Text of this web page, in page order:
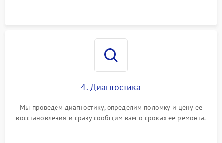
4. Диагностика
Мы проведем диагностику, определим поломку и цену ее
восстановления и сразу сообщим вам о сроках ее ремонта.